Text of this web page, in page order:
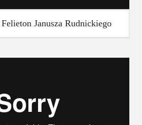
Janusza Rudnickiego